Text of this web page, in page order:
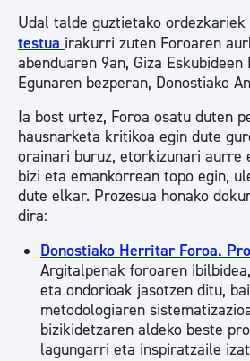
Udal talde guztietako
testua irakurri zuten Foroaren
abenduaren 9an, Giza Eskubideen
Egunaren bezperan, Donostiako
Ia bost urtez, Foroa osatu duten
hausnarketa kritikoa egin dute
orainari buruz, etorkizunari aurre
bizi eta emankorrean topo egin,
dute elkar. Prozesua honako
dira:
Donostiako Herritar Foroa.
Argitalpenak foroaren
eta ondorioak jasotzen ditu,
metodologiaren
bizikidetzaren aldeko beste
lagungarri eta inspiratzaile